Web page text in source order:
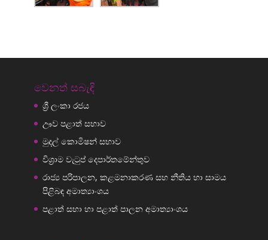
වෙනත් සබැඳි
ශ්‍රී ලංකා රජය
ඌව පළාත් සභාව
මුදල් කොමිෂන් සභාව
විශ්‍රාම වැටුප් දෙපාර්තමේන්තුව
රාජ්‍ය පරිපාලන, කළමනාකරණ සහ නීතිය හා සාමය
පිළිබඳ අමාත්‍යාංශය
පළාත් සභා හා පළාත් පාලන අමාත්‍යාංශය